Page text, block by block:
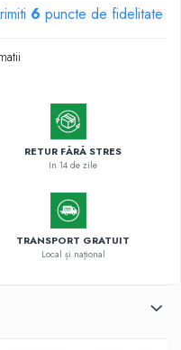
6 puncte de fidelitate
RETUR FĂRĂ STRES
In 14 de zile
TRANSPORT GRATUIT
Local și național